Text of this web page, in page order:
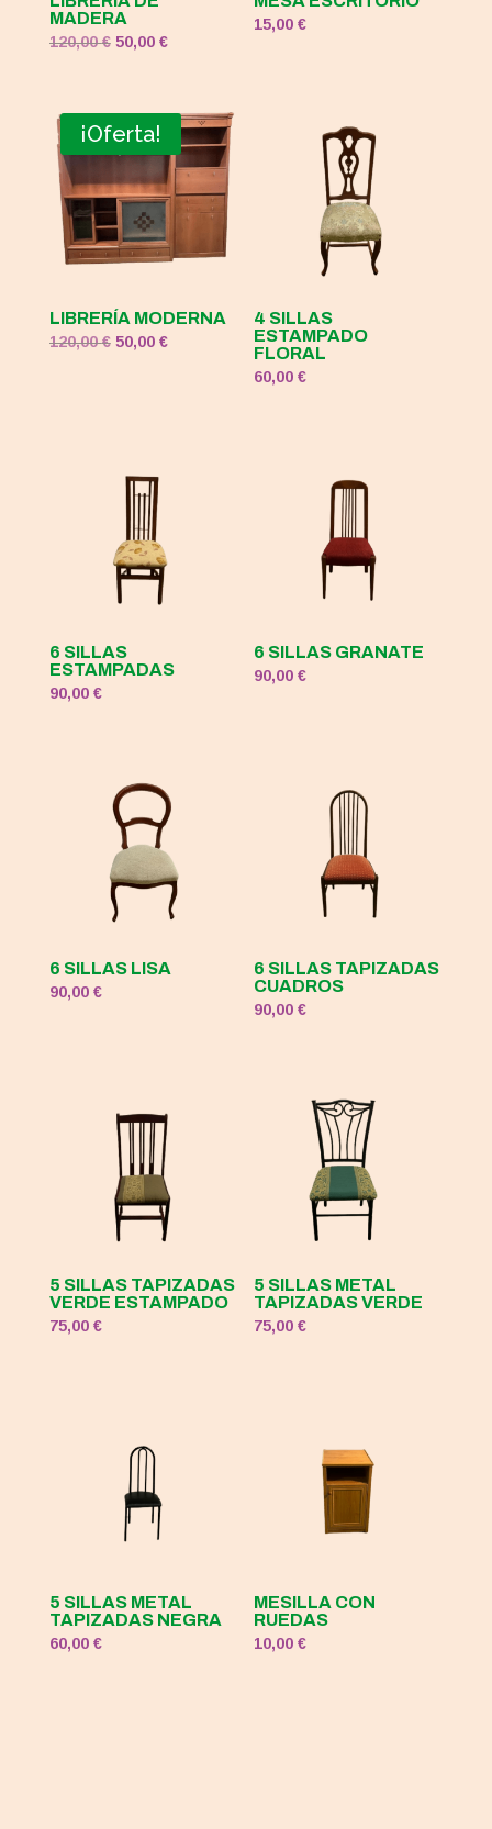
MADERA
120,00€ El
era:
120,00 €.
50,00 €El
es:
50,00 €.
15,00€
¡Oferta!
LIBRERÍA MODERNA
120,00€ El
50,00 €El
4 SILLAS
ESTAMPADO
FLORAL
60,00€
6 SILLAS
ESTAMPADAS
90,00 €
6 SILLAS GRANATE
90,00€
6 SILLAS LISA
90,00 €
6 SILLAS TAPIZADAS
CUADROS
90,00€
5 SILLAS TAPIZADAS
VERDE ESTAMPADO
75,00 €
5 SILLAS METAL
TAPIZADAS VERDE
75,00€
5 SILLAS METAL
TAPIZADAS NEGRA
60,00 €
MESILLA CON
RUEDAS
10,00€